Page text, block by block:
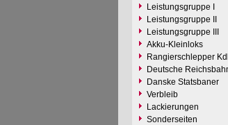
Leistungsgruppe I
Leistungsgruppe II
Leistungsgruppe III
Akku-Kleinloks
Rangierschlepper Kdl
Deutsche
Danske Statsbaner
Verbleib
Lackierungen
Sonderseiten